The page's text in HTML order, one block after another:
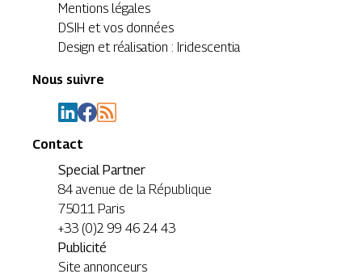
Mentions légales
DSIH et vos données
Design et réalisation : Iridescentia
Nous suivre
Contact
Special Partner
84 avenue de la République
75011 Paris
+33 (0)2 99 46 24 43
Publicité
Site annonceurs